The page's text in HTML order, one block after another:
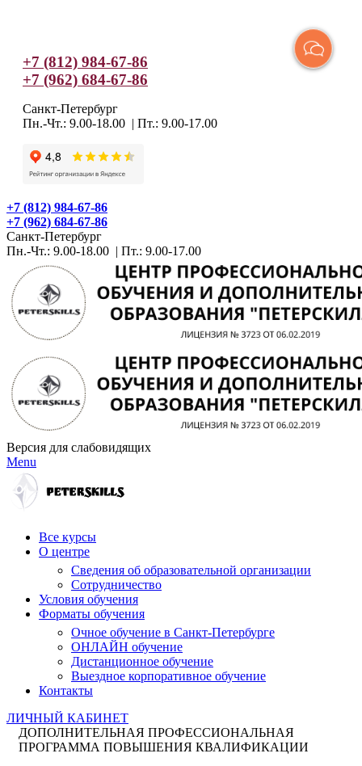
+7 (812) 984-67-86
+7 (962) 684-67-86
Санкт-Петербург
Пн.-Чт.: 9.00-18.00 | Пт.: 9.00-17.00
+7 (812) 984-67-86
+7 (962) 684-67-86
Санкт-Петербург
Пн.-Чт.: 9.00-18.00 | Пт.: 9.00-17.00
Версия для слабовидящих
Menu
Все курсы
О центре
Сведения об образовательной организации
Сотрудничество
Условия обучения
Форматы обучения
Очное обучение в Санкт-Петербурге
ОНЛАЙН обучение
Дистанционное обучение
Выездное корпоративное обучение
Контакты
ЛИЧНЫЙ КАБИНЕТ
ДОПОЛНИТЕЛЬНАЯ ПРОФЕССИОНАЛЬНАЯ
ПРОГРАММА ПОВЫШЕНИЯ КВАЛИФИКАЦИИ